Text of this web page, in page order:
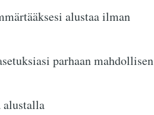
alustaa ilman
parhaan mahdollisen
alustalla